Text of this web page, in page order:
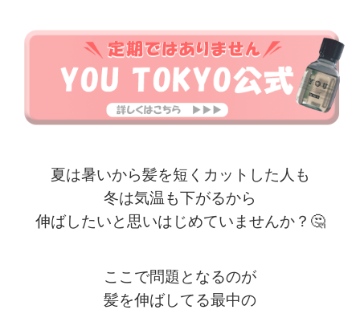
夏は暑いから髪を短くカットした人も
冬は気温も下がるから
伸ばしたいと思いはじめていませんか？ 🤔
ここで問題となるのが
髪を伸ばしてる最中の